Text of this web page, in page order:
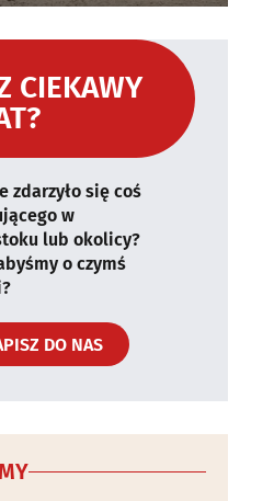
CIEKAWY
zdarzyło się coś
w
lub okolicy?
o czymś
DO NAS